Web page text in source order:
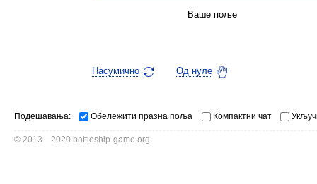
Ваше поље
Насумично Од нуле
Подешавања: Обележити празна поља Компактни чат
© 2013—2020 battleship-game.org